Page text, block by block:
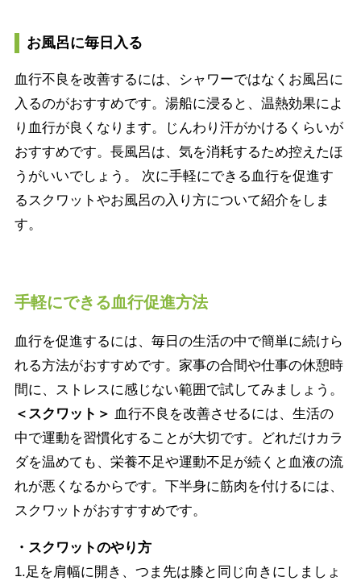
お風呂に毎日入る
血行不良を改善するには、シャワーではなくお風呂に
入るのがおすすめです。湯船に浸ると、温熱効果によ
り血行が良くなります。じんわり汗がかけるくらいが
おすすめです。長風呂は、気を消耗するため控えたほ
うがいいでしょう。 次に手軽にできる血行を促進す
るスクワットやお風呂の入り方について紹介をしま
す。
手軽にできる血行促進方法
血行を促進するには、毎日の生活の中で簡単に続けら
れる方法がおすすめです。家事の合間や仕事の休憩時
間に、ストレスに感じない範囲で試してみましょう。
＜スクワット＞ 血行不良を改善させるには、生活の
中で運動を習慣化することが大切です。どれだけカラ
ダを温めても、栄養不足や運動不足が続くと血液の流
れが悪くなるからです。下半身に筋肉を付けるには、
スクワットがおすすすめです。
・スクワットのやり方
1.足を肩幅に開き、つま先は膝と同じ向きにしましょ